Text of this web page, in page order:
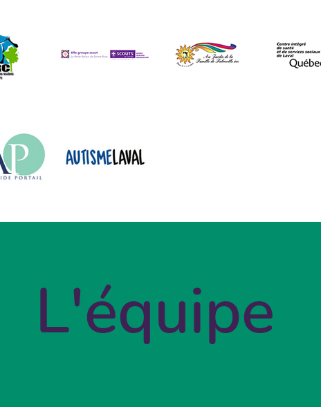
L'équipe